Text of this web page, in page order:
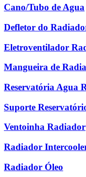
Cano/Tubo de Agua
Defletor do
Eletroventilador
Mangueira de
Reservatória Agua
Suporte
Ventoinha Radiador
Radiador
Radiador Óleo